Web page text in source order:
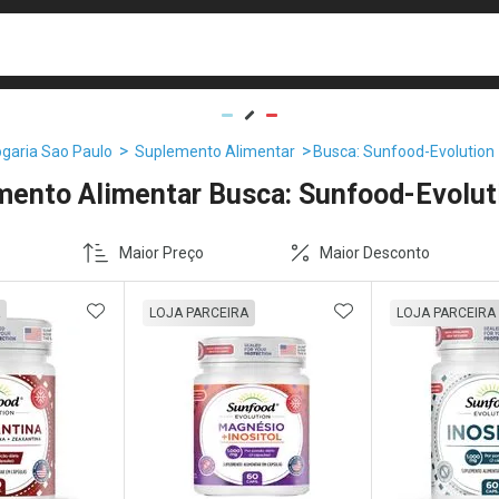
Sao Paulo Suplemento Alimentar Busca: Sunfood-Evolution
Alimentar Busca: Sunfood-
Maior Preço Maior Desconto
ADICIONAR AOS FAVORITOS
LOJA PARCEIRA ADICIONAR AOS
LOJA PARCEIRA